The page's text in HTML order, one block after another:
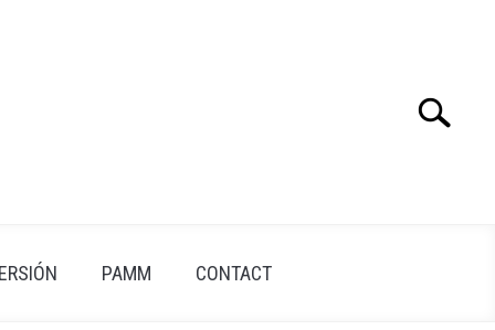
Search
PAMM CONTACT